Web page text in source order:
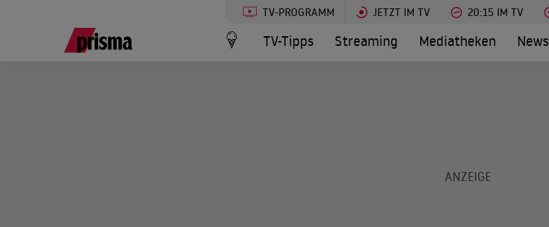
TV-PROGRAMM JETZT IM TV 20:15 IM TV
TV-Tipps Streaming Mediatheken News